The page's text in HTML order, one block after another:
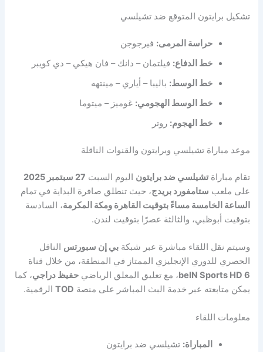
تشكيل برايتون المتوقع ضد تشيلسي
حراسة المرمى: فيرجوجن
خط الدفاع: فيلتمان – دانك – فان هيكي – دي كويبر
خط الوسط: باليبا – أياري – مينتهه
خط الوسط الهجومي: غوميز – ميتوما
خط الهجوم: روتر
موعد مباراة تشيلسي وبرايتون والقنوات الناقلة
تقام مباراةتشيلسي ضد برايتون اليوم السبت 27 سبتمبر 2025
على ملعب ستامفورد بريدج، حيث تنطلق صافرة البداية في تمام
الساعة الخامسة مساءً بتوقيت القاهرة ومكة المكرمة، السادسة
بتوقيت أبوظبي، والثالثة عصرًا بتوقيت لندن.
وسيتم نقل اللقاء مباشرة عبر شبكةبي إن سبورتس الناقل
الحصري للدوري الإنجليزي الممتاز في المنطقة، من خلال قناة
beIN Sports HD 6، مع تعليق المعلق الرياضيحفيظ دراجي، كما
يمكن متابعته عبر خدمة البث المباشر على منصة TOD الرقمية.
معلومات اللقاء
المباراة: تشيلسي ضد برايتون